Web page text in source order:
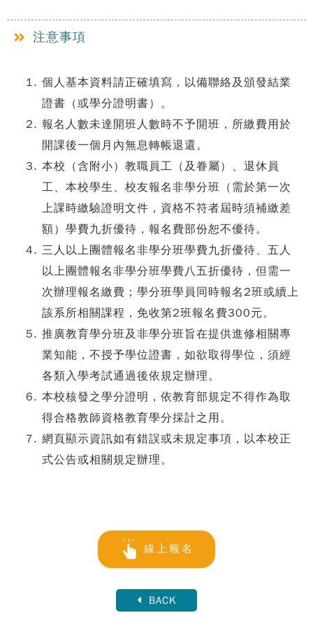
注意事項
個人基本資料請正確填寫，以備聯絡及頒發結業
證書（或學分證明書）。
報名人數未達開班人數時不予開班，所繳費用於
開課後一個月內無息轉帳退還。
本校（含附小）教職員工（及眷屬）、退休員
工、本校學生、校友報名非學分班（需於第一次
上課時繳驗證明文件，資格不符者屆時須補繳差
額）學費九折優待，報名費部份恕不優待。
三人以上團體報名非學分班學費九折優待、五人
以上團體報名非學分班學費八五折優待，但需一
次辦理報名繳費；學分班學員同時報名2班或續上
該系所相關課程，免收第2班報名費300元。
推廣教育學分班及非學分班旨在提供進修相關專
業知能，不授予學位證書，如欲取得學位，須經
各類入學考試通過後依規定辦理。
本校核發之學分證明，依教育部規定不得作為取
得合格教師資格教育學分採計之用。
網頁顯示資訊如有錯誤或未規定事項，以本校正
式公告或相關規定辦理。
線上報名
BACK